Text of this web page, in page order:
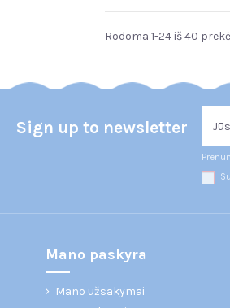
Rodoma 1-24 iš 40
Sign up to newsletter
Mano paskyra
Mano užsakymai